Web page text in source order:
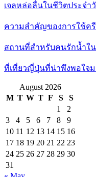
เจลหล่อลื่นในชีวิตประจำ
ความสำคัญของการใช้ค
สถานที่สำหรับคนรักน้ำใน
ที่เที่ยวญี่ปุ่นที่น่าพึงพอใจ
August 2026
M T W T F S
S
1
2
3
4 5 6 7 8
9
10 11 12 13 14 15 16
17 18 19 20 21 22 23
24 25 26 27 28 29 30
31